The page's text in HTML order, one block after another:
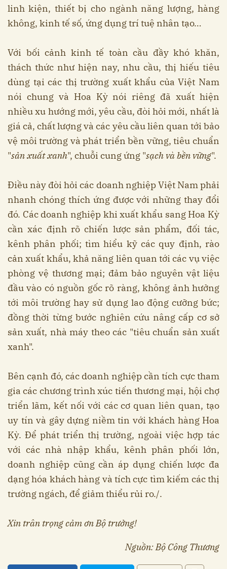
linh kiện, thiết bị cho ngành năng lượng, hàng
không, kinh tế số, ứng dụng trí tuệ nhân tạo…
Với bối cảnh kinh tế toàn cầu đầy khó khăn,
thách thức như hiện nay, nhu cầu, thị hiếu tiêu
dùng tại các thị trường xuất khẩu của Việt Nam
nói chung và Hoa Kỳ nói riêng đã xuất hiện
nhiều xu hướng mới, yêu cầu, đòi hỏi mới, nhất là
giá cả, chất lượng và các yêu cầu liên quan tới bảo
vệ môi trường và phát triển bền vững, tiêu chuẩn
"sản xuất xanh", chuỗi cung ứng "sạch và bền vững".
Điều này đòi hỏi các doanh nghiệp Việt Nam phải
nhanh chóng thích ứng được với những thay đổi
đó. Các doanh nghiệp khi xuất khẩu sang Hoa Kỳ
cần xác định rõ chiến lược sản phẩm, đối tác,
kênh phân phối; tìm hiểu kỹ các quy định, rào
cản xuất khẩu, khả năng liên quan tới các vụ việc
phòng vệ thương mại; đảm bảo nguyên vật liệu
đầu vào có nguồn gốc rõ ràng, không ảnh hưởng
tới môi trường hay sử dụng lao động cưỡng bức;
đồng thời từng bước nghiên cứu nâng cấp cơ sở
sản xuất, nhà máy theo các "tiêu chuẩn sản xuất
xanh".
Bên cạnh đó, các doanh nghiệp cần tích cực tham
gia các chương trình xúc tiến thương mại, hội chợ
triển lãm, kết nối với các cơ quan liên quan, tạo
uy tín và gây dựng niềm tin với khách hàng Hoa
Kỳ. Để phát triển thị trường, ngoài việc hợp tác
với các nhà nhập khẩu, kênh phân phối lớn,
doanh nghiệp cũng cần áp dụng chiến lược đa
dạng hóa khách hàng và tích cực tìm kiếm các thị
trường ngách, để giảm thiểu rủi ro./.
Xin trân trọng cảm ơn Bộ trưởng!
Nguồn: Bộ Công Thương